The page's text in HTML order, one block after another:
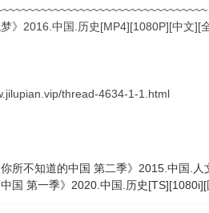
梦》2016.中国.历史[MP4][1080P][中文
thread-4634-1-1.html
你所不知道的中国 第二季》2015.中国.
中国 第一季》2020.中国.历史